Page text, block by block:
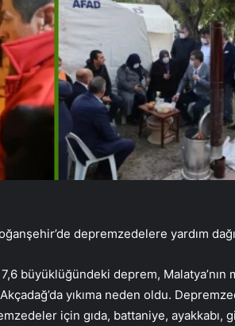
depremzedelere yardım
büyüklüğündeki deprem,
yıkıma neden oldu.
için gıda, battaniye, ayakkabı,